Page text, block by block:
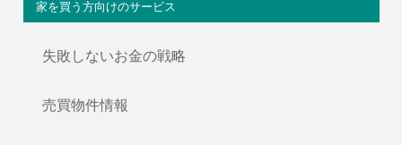
家を買う方向けのサービス
失敗しないお金の戦略
売買物件情報